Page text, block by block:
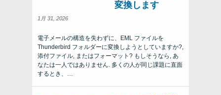
変換します
1月 31, 2026
電子メールの構造を失わずに、EML ファイルを
Thunderbird フォルダーに変換しようとしていますか?,
添付ファイル, またはフォーマット? もしそうなら, あ
なたは一人ではありません. 多くの人が同じ課題に直面
するとき、…